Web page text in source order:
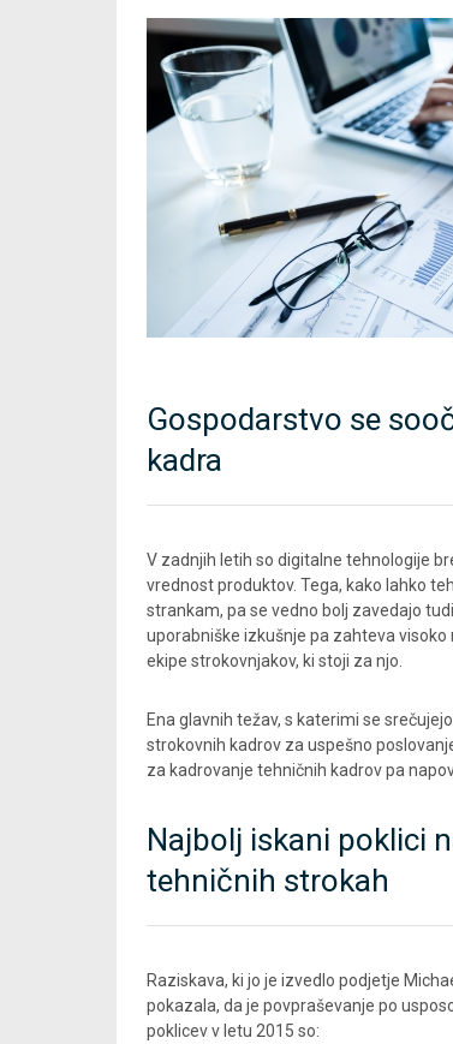
Gospodarstvo se
kadra
V zadnjih letih so digitalne tehnologije
vrednost produktov. Tega, kako lahko
strankam, pa se vedno bolj zavedajo
uporabniške izkušnje pa zahteva
ekipe strokovnjakov, ki stoji za njo.
Ena glavnih težav, s katerimi se
strokovnih kadrov za uspešno
za kadrovanje tehničnih kadrov pa
Najbolj iskani poklici
tehničnih strokah
Raziskava, ki jo je izvedlo podjetje
pokazala, da je povpraševanje po
poklicev v letu 2015 so: